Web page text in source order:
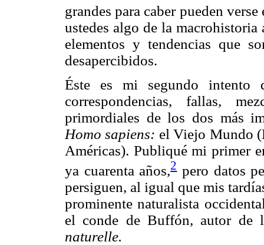
grandes para caber pueden
ustedes algo de la
elementos y tendencias que
desapercibidos.
Éste es mi segundo intento
correspondencias, fallas,
primordiales de los dos más
Homo sapiens: el Viejo Mundo
Américas). Publiqué mi primer
ya cuarenta años,2pero datos
persiguen, al igual que mis
prominente naturalista
el conde de Buffón, autor
naturelle.